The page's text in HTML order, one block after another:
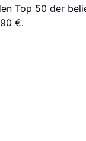
Top 50 der
€.